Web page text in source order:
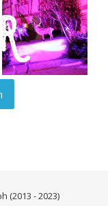
(2013 - 2023)